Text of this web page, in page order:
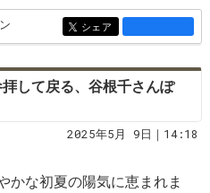
entry1505
シェア
拝して戻る、谷根千さんぽ
2025年5月 9日｜14:18
かな初夏の陽気に恵まれま